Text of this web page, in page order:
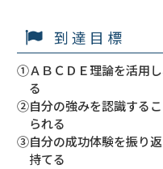
到達目標
①ＡＢＣＤＥ理論を活用
る
②自分の強みを認識する
られる
③自分の成功体験を振り
持てる